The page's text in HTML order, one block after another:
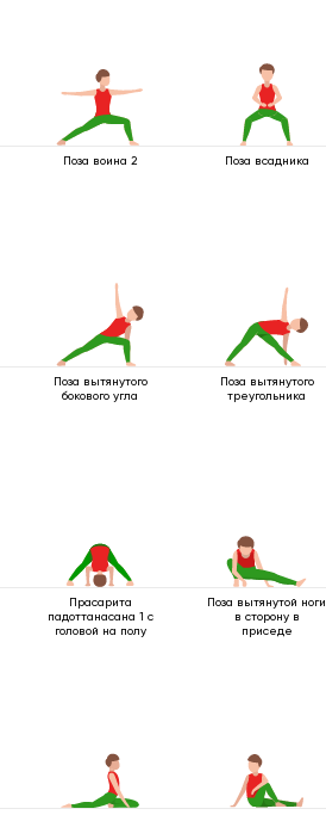
Поза воина 2 Поза всадника
Поза вытянутого
бокового угла
Поза вытянутого
треугольника
Прасарита
падоттанасана 1 с
головой на полу
Поза вытянутой ноги
в сторону в
приседе